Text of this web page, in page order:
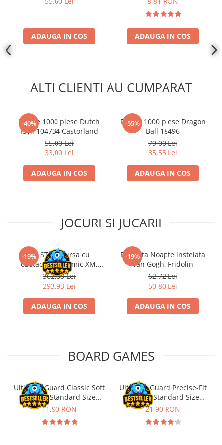
Star Wars Unlimited
UniVersus CCG
Riftbound League of Legends TCG
Magic The Gathering TCG
One Piece Card Game
Colectii Oficiale Topps si Panini si
Final Fantasy
Gundam TCG
Puzzle
Puzzle 1000 piese
Accesorii pentru puzzle
Puzzle 3000 piese
Puzzle 4 in 1
Puzzle 40 piese
Puzzle 30 piese
ADAUGA IN COS ADAUGA IN COS
ALTI CLIENTI AU CUMPARAT
-40%
Puzzle 1000 piese Dutch
Idyll 104734 Castorland
55,00 Lei
33,00 Lei
ADAUGA IN COS
-55%
Puzzle 1000 piese Dragon
Ball 18496
79,00 Lei
35,55 Lei
ADAUGA IN COS
JOCURI SI JUCARII
-19%Kit STEM Cursa cu
obstacole Dynamic XM,
Fischertechnik
362,88 Lei
293,93 Lei
ADAUGA IN COS
-19%
Flasneta Noapte instelata
Van Gogh, Fridolin
62,72 Lei
50,80 Lei
ADAUGA IN COS
BOARD GAMES
Ultimate Guard Classic Soft
Sleeves Standard Size
Transparent (100)
11,90 RON
Ultimate Guard Precise-Fit
Sleeves Standard Size
Transparent (100)
21,90 RON